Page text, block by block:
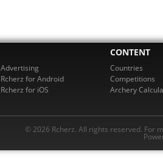
Advertising
Rcherz for Android
Rcherz for iOS
CONTENT
Countries
Competitions
Archery
© 2026 Rcherz. All rights reserved. For